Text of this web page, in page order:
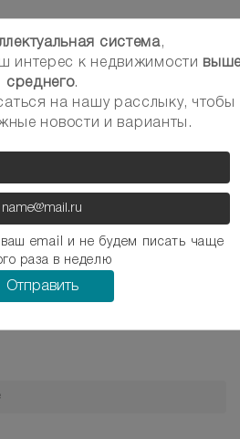
квартиры
β
Районы
звонок
система,
интерес к недвижимости
среднего.
на нашу расслыку, чтобы
новости и варианты.
email и не будем писать чаще
раза в неделю
Отправить